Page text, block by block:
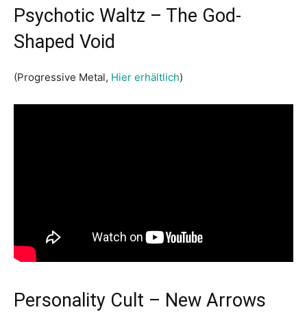
Psychotic Waltz – The God-
Shaped Void
(Progressive Metal, Hier erhältlich)
Personality Cult – New Arrows